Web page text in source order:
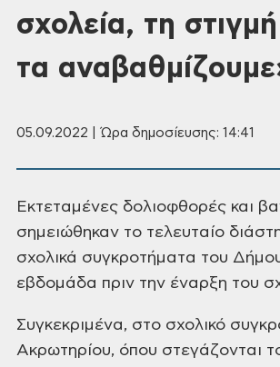
σχολεία, τη
τα
05.09.2022 | Ώρα δημοσίευσης: 14:41
Εκτεταμένες δολιοφθορές και
σημειώθηκαν το τελευταίο
σχολικά συγκροτήματα του
εβδομάδα πριν την έναρξη του
Συγκεκριμένα, στο σχολικό
Ακρωτηρίου, όπου στεγάζονται